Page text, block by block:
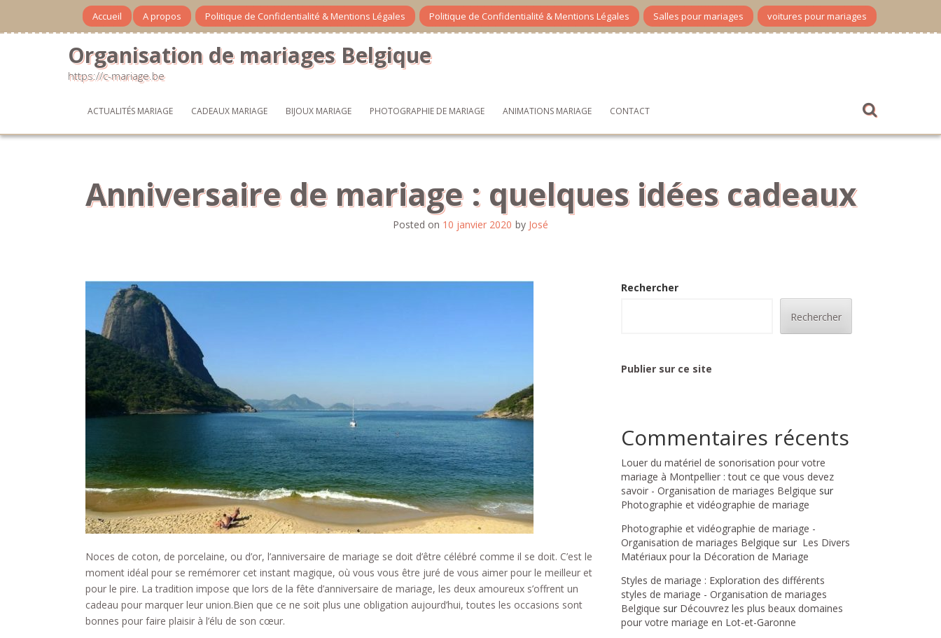
content
Accueil A propos Politique de Confidentialité & Mentions Légales Politique de Confidentialité & Mentions Légales Salles pour mariages voitures pour mariages
Organisation de mariages Belgique
https://c-mariage.be
ACTUALITÉS MARIAGE CADEAUX MARIAGE BIJOUX MARIAGE PHOTOGRAPHIE DE MARIAGE ANIMATIONS MARIAGE CONTACT
Anniversaire de mariage : quelques idées cadeaux
Posted on 10 janvier 2020 by José
Noces de coton, de porcelaine, ou d’or, l’anniversaire de mariage se doit d’être célébré comme il se doit. C’est le
moment idéal pour se remémorer cet instant magique, où vous vous être juré de vous aimer pour le meilleur et
pour le pire. La tradition impose que lors de la fête d’anniversaire de mariage, les deux amoureux s’offrent un
cadeau pour marquer leur union.Bien que ce ne soit plus une obligation aujourd’hui, toutes les occasions sont
bonnes pour faire plaisir à l’élu de son cœur.
Rechercher
Rechercher
Publier sur ce site
Commentaires récents
Louer du matériel de sonorisation pour votre
mariage à Montpellier : tout ce que vous devez
savoir - Organisation de mariages Belgique sur
Photographie et vidéographie de mariage
Photographie et vidéographie de mariage -
Organisation de mariages Belgique sur Les Divers
Matériaux pour la Décoration de Mariage
Styles de mariage : Exploration des différents
styles de mariage - Organisation de mariages
Belgique sur Découvrez les plus beaux domaines
pour votre mariage en Lot-et-Garonne